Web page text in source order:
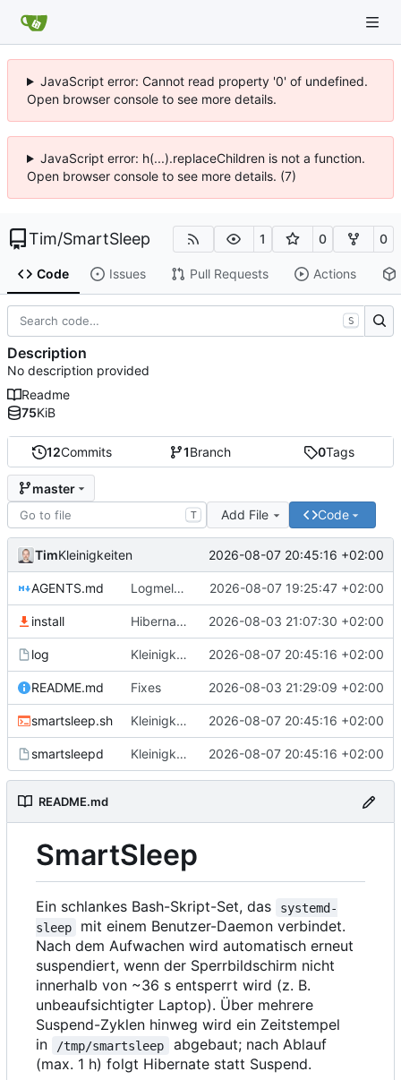
JavaScript error: Cannot read property '0' of undefined.
Open browser console to see more details.
JavaScript error: h(...).replaceChildren is not a function.
Open browser console to see more details. (7)
Tim/SmartSleep 1 0 0
Code Issues Pull Requests Actions
12Commits 1Branch 0Tags
master
T Add File Code
TimKleinigkeiten 2026-08-07 20:45:16 +02:00
AGENTS.md Logmeldungen verbessert 2026-08-07 19:25:47 +02:00
install Hibernate mit Zeitstempel 2026-08-03 21:07:30 +02:00
log Kleinigkeiten 2026-08-07 20:45:16 +02:00
README.md Fixes 2026-08-03 21:29:09 +02:00
smartsleep.sh Kleinigkeiten 2026-08-07 20:45:16 +02:00
smartsleepd Kleinigkeiten 2026-08-07 20:45:16 +02:00
README.md
SmartSleep
Ein schlankes Bash-Skript-Set, das
systemd-
sleep
mit einem Benutzer-Daemon verbindet.
Nach dem Aufwachen wird automatisch erneut
suspendiert, wenn der Sperrbildschirm nicht
innerhalb von ~36 s entsperrt wird (z. B.
unbeaufsichtigter Laptop). Über mehrere
Suspend-Zyklen hinweg wird ein Zeitstempel
in
/tmp/smartsleep
abgebaut; nach Ablauf
(max. 1 h) folgt Hibernate statt Suspend.
S
Description
No description provided
Readme
75KiB